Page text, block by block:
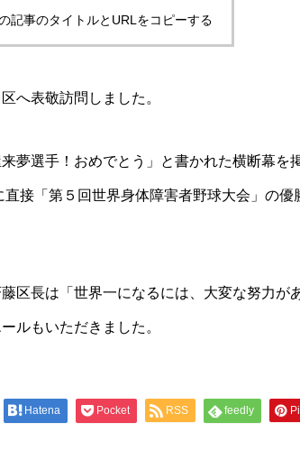
記事のタイトルとURLをコピーする
へ表敬訪問しました。
夢選手！おめでとう」と書かれた横断幕を
接「第５回世界身体障害者野球大会」の優
区長は「世界一になるには、大変な努力が
ルもいただきました。
Hatena Pocket RSS feedly